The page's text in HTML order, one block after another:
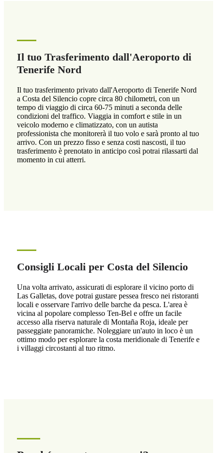
Il tuo Trasferimento dall'Aeroporto di
Tenerife Nord
Il tuo trasferimento privato dall'Aeroporto di Tenerife Nord
a Costa del Silencio copre circa 80 chilometri, con un
tempo di viaggio di circa 60-75 minuti a seconda delle
condizioni del traffico. Viaggia in comfort e stile in un
veicolo moderno e climatizzato, con un autista
professionista che monitorerà il tuo volo e sarà pronto al tuo
arrivo. Con un prezzo fisso e senza costi nascosti, il tuo
trasferimento è prenotato in anticipo così potrai rilassarti dal
momento in cui atterri.
Consigli Locali per Costa del Silencio
Una volta arrivato, assicurati di esplorare il vicino porto di
Las Galletas, dove potrai gustare pessea fresco nei ristoranti
locali e osservare l'arrivo delle barche da pesca. L'area è
vicina al popolare complesso Ten-Bel e offre un facile
accesso alla riserva naturale di Montaña Roja, ideale per
passeggiate panoramiche. Noleggiare un'auto in loco è un
ottimo modo per esplorare la costa meridionale di Tenerife e
i villaggi circostanti al tuo ritmo.